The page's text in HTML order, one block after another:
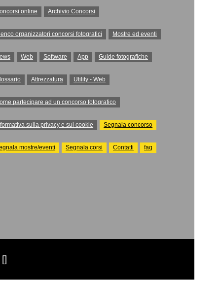
online Archivio Concorsi
organizzatori concorsi fotografici Mostre ed eventi
Web Software App Guide fotografiche
Attrezzatura Utility - Web
partecipare ad un concorso fotografico
sulla privacy e sui cookie Segnala concorso
mostre/eventi Segnala corsi Contatti faq